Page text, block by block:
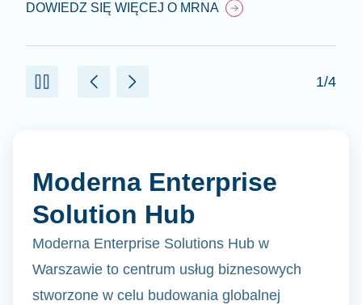
DOWIEDZ SIĘ WIĘCEJ O MRNA
1/4
Moderna Enterprise
Solution Hub
Moderna Enterprise Solutions Hub w
Warszawie to centrum usług biznesowych
stworzone w celu budowania globalnej